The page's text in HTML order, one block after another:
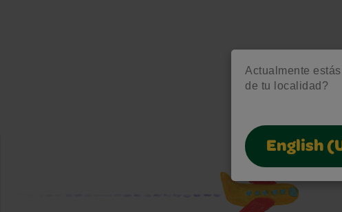
Actualmente
de tu localidad?
English